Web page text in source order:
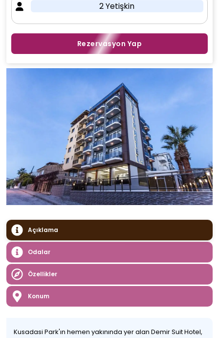
2 Yetişkin
Rezervasyon Yap
Açıklama
Odalar
Özellikler
Konum
Kusadasi Park'ın hemen yakınında yer alan Demir Suit Hotel,